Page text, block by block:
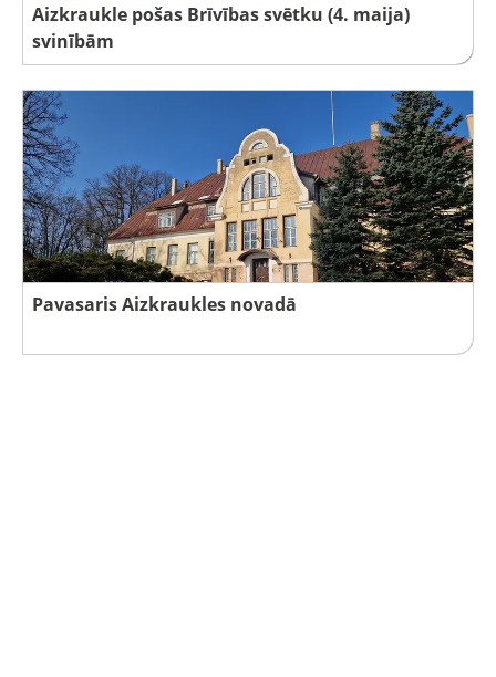
Aizkraukle pošas Brīvības svētku (4. maija)
svinībām
Pavasaris Aizkraukles novadā